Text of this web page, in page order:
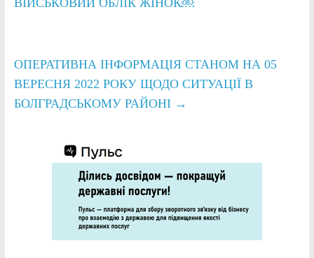
ВІЙСЬКОВИЙ ОБЛІК ЖІНОК￼
ОПЕРАТИВНА ІНФОРМАЦІЯ СТАНОМ НА 05
ВЕРЕСНЯ 2022 РОКУ ЩОДО СИТУАЦІЇ В
БОЛГРАДСЬКОМУ РАЙОНІ →